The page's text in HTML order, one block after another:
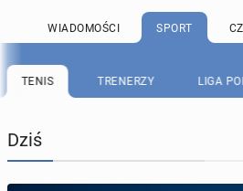
WIADOMOŚCI SPORT
TENIS TRENERZY LIGA
Dziś